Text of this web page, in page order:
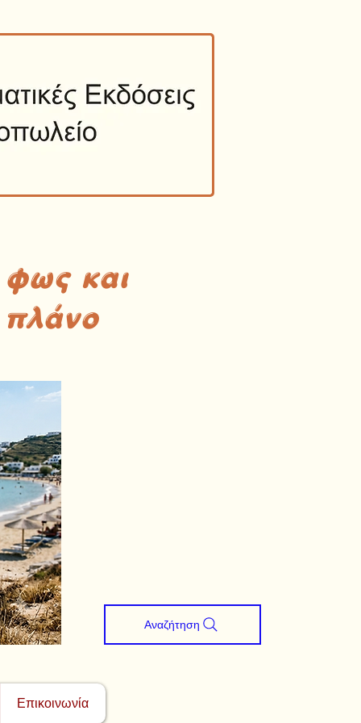
και
Επικοινωνία
Αναζήτηση